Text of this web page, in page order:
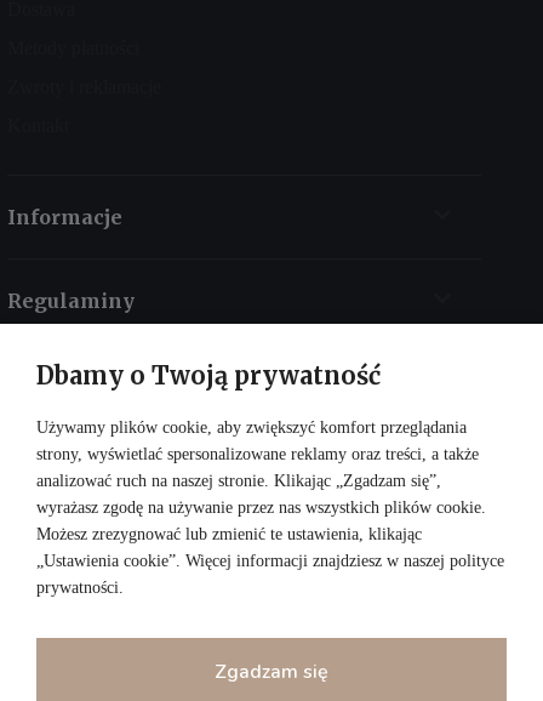
Informacje
Regulaminy
Kontakt
Dbamy o Twoją prywatność
Używamy plików cookie, aby zwiększyć komfort przeglądania
strony, wyświetlać spersonalizowane reklamy oraz treści, a także
analizować ruch na naszej stronie. Klikając „Zgadzam się”,
wyrażasz zgodę na używanie przez nas wszystkich plików cookie.
Możesz zrezygnować lub zmienić te ustawienia, klikając
„Ustawienia cookie”. Więcej informacji znajdziesz w naszej polityce
prywatności.
Zgadzam się